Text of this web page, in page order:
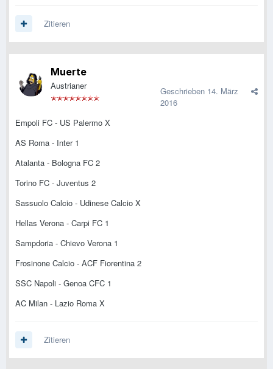
Zitieren
Muerte
Austrianer Geschrieben 14. März
2016
Empoli FC - US Palermo X
AS Roma - Inter 1
Atalanta - Bologna FC 2
Torino FC - Juventus 2
Sassuolo Calcio - Udinese Calcio X
Hellas Verona - Carpi FC 1
Sampdoria - Chievo Verona 1
Frosinone Calcio - ACF Fiorentina 2
SSC Napoli - Genoa CFC 1
AC Milan - Lazio Roma X
Zitieren